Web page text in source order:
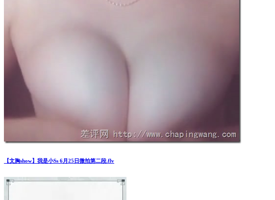
【文胸show】我是小Ss 6月25日微拍第二段.flv